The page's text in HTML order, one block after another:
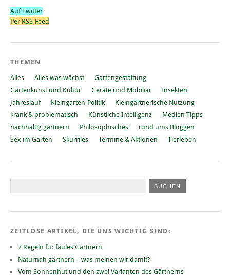
Auf Twitter
Per RSS-Feed
THEMEN
Alles Alles was wächst
Gartengestaltung
Gartenkunst und Kultur
Geräte und Mobiliar
Insekten
Jahreslauf
Kleingarten-Politik
Kleingärtnerische Nutzung
krank & problematisch
Künstliche Intelligenz
Medien-Tipps
nachhaltig gärtnern
Philosophisches
rund ums Bloggen
Sex im Garten
Skurriles Termine & Aktionen Tierleben
ZEITLOSE ARTIKEL, DIE UNS WICHTIG SIND:
7 Regeln für faules Gärtnern
Naturnah gärtnern – was meinen wir damit?
Vom Sonnenhut und den zwei Varianten des Gärtnerns